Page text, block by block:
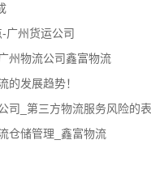
广州货运公司
州物流公司鑫富物流
的发展趋势！
仓储管理_鑫富物流